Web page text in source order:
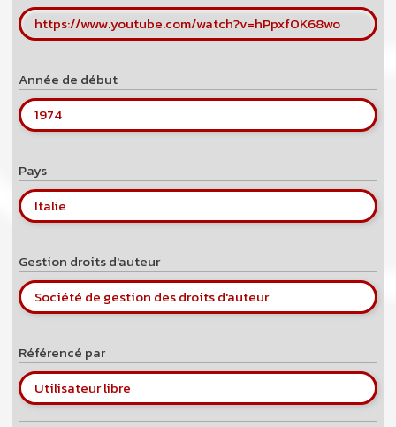
https://www.youtube.com/watch?v=hPpxfOK68wo
Année de début
1974
Pays
Italie
Gestion droits d'auteur
Société de gestion des droits d'auteur
Référencé par
Utilisateur libre